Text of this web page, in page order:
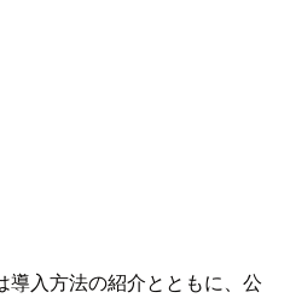
導入方法の紹介とともに、公